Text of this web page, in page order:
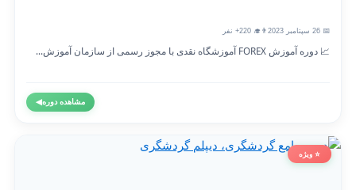
👨‍🎓 220+ نفر
📈 دوره آموزش FOREX آموزشگاه نقدی با مجوز رسمی از سازمان آموزش...
مشاهده دوره◀
⭐ ویژه